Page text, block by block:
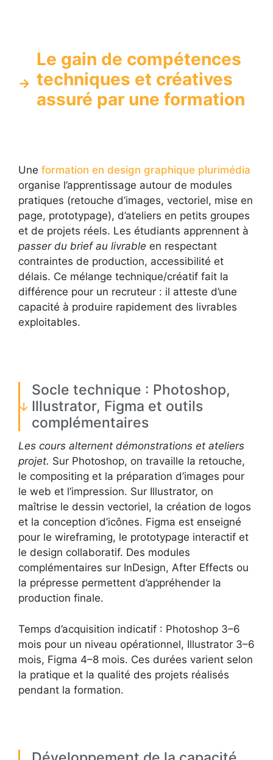
Le gain de compétences
techniques et créatives
assuré par une formation
Une formation en design graphique plurimédia
organise l’apprentissage autour de modules
pratiques (retouche d’images, vectoriel, mise en
page, prototypage), d’ateliers en petits groupes
et de projets réels. Les étudiants apprennent à
passer du brief au livrable en respectant
contraintes de production, accessibilité et
délais. Ce mélange technique/créatif fait la
différence pour un recruteur : il atteste d’une
capacité à produire rapidement des livrables
exploitables.
Socle technique : Photoshop,
Illustrator, Figma et outils
complémentaires
Les cours alternent démonstrations et ateliers
projet. Sur Photoshop, on travaille la retouche,
le compositing et la préparation d’images pour
le web et l’impression. Sur Illustrator, on
maîtrise le dessin vectoriel, la création de logos
et la conception d’icônes. Figma est enseigné
pour le wireframing, le prototypage interactif et
le design collaboratif. Des modules
complémentaires sur InDesign, After Effects ou
la prépresse permettent d’appréhender la
production finale.
Temps d’acquisition indicatif : Photoshop 3–6
mois pour un niveau opérationnel, Illustrator 3–6
mois, Figma 4–8 mois. Ces durées varient selon
la pratique et la qualité des projets réalisés
pendant la formation.